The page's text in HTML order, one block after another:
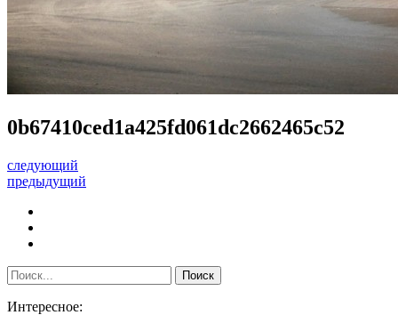
0b67410ced1a425fd061dc2662465c52
следующий
предыдущий
Интересное: